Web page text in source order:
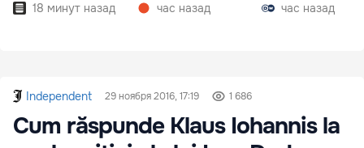
18 минут назад
час назад
час назад
Independent 29 ноября 2016, 17:19 1 686
Cum răspunde Klaus Iohannis la